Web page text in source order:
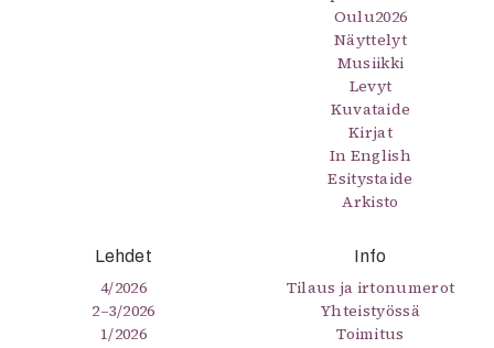
Oulu2026
Näyttelyt
Musiikki
Levyt
Kuvataide
Kirjat
In English
Esitystaide
Arkisto
Lehdet
4/2026
2–3/2026
1/2026
Info
Tilaus ja irtonumerot
Yhteistyössä
Toimitus